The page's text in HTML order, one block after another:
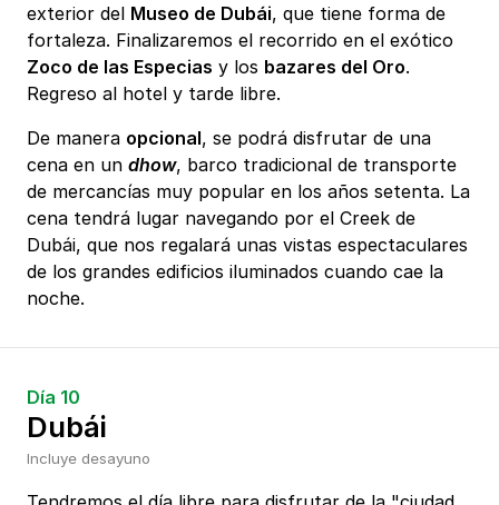
exterior del Museo de Dubái, que tiene forma de
fortaleza. Finalizaremos el recorrido en el exótico
Zoco de las Especias y los bazares del Oro.
Regreso al hotel y tarde libre.
De manera opcional, se podrá disfrutar de una
cena en un dhow, barco tradicional de transporte
de mercancías muy popular en los años setenta. La
cena tendrá lugar navegando por el Creek de
Dubái, que nos regalará unas vistas espectaculares
de los grandes edificios iluminados cuando cae la
noche.
Día 10
Dubái
Incluye desayuno